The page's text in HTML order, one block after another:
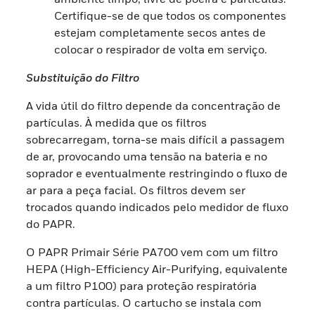
Certifique-se de que todos os componentes
estejam completamente secos antes de
colocar o respirador de volta em serviço.
Substituição do Filtro
A vida útil do filtro depende da concentração de
partículas. À medida que os filtros
sobrecarregam, torna-se mais difícil a passagem
de ar, provocando uma tensão na bateria e no
soprador e eventualmente restringindo o fluxo de
ar para a peça facial. Os filtros devem ser
trocados quando indicados pelo medidor de fluxo
do PAPR.
O PAPR Primair Série PA700 vem com um filtro
HEPA (High-Efficiency Air-Purifying, equivalente
a um filtro P100) para proteção respiratória
contra partículas. O cartucho se instala com